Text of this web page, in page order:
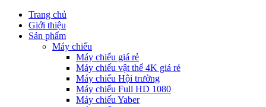
Trang chủ
Giới thiệu
Sản phẩm
Máy chiếu
Máy chiếu giá rẻ
Máy chiếu vật thể 4K giá rẻ
Máy chiếu Hội trường
Máy chiếu Full HD 1080
Máy chiếu Yaber